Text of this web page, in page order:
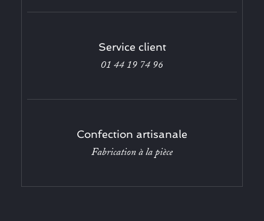
Service client
01 44 19 74 96
Confection artisanale
Fabrication à la pièce